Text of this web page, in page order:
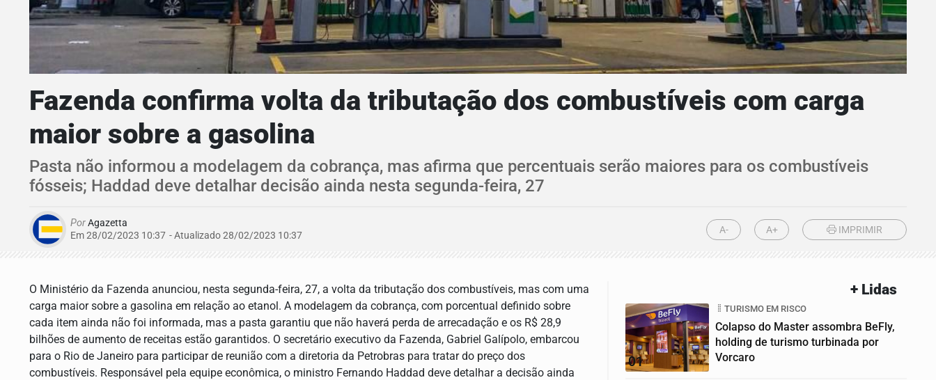
Fazenda confirma volta da tributação dos combustíveis com carga
maior sobre a gasolina
Pasta não informou a modelagem da cobrança, mas afirma que percentuais serão maiores para os combustíveis
fósseis; Haddad deve detalhar decisão ainda nesta segunda-feira, 27
PorAgazetta
Em 28/02/2023 10:37 - Atualizado28/02/2023 10:37 A- A+ IMPRIMIR
O Ministério da Fazenda anunciou, nesta segunda-feira, 27, a volta da tributação dos combustíveis, mas com uma
carga maior sobre a gasolina em relação ao etanol. A modelagem da cobrança, com porcentual definido sobre
cada item ainda não foi informada, mas a pasta garantiu que não haverá perda de arrecadação e os R$ 28,9
bilhões de aumento de receitas estão garantidos. O secretário executivo da Fazenda, Gabriel Galípolo, embarcou
para o Rio de Janeiro para participar de reunião com a diretoria da Petrobras para tratar do preço dos
combustíveis. Responsável pela equipe econômica, o ministro Fernando Haddad deve detalhar a decisão ainda
+ Lidas
01
TURISMO EM RISCO
Colapso do Master assombra BeFly,
holding de turismo turbinada por
Vorcaro